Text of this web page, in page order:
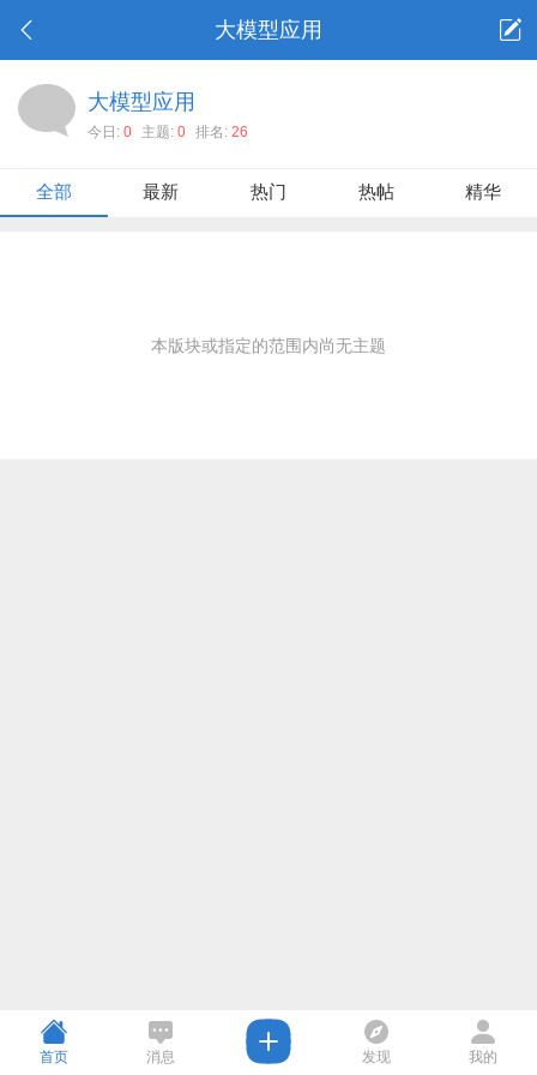
⼤模型应⽤
⼤模型应⽤
今日: 0 主题: 0 排名: 26
全部 最新 热门 热帖 精华
本版块或指定的范围内尚无主题
首页 消息 发现 我的